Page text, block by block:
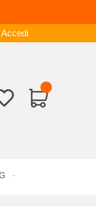
Accedi